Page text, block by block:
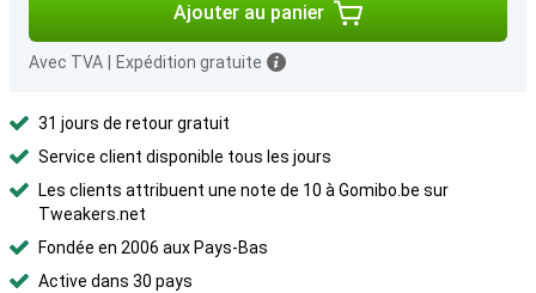
Ajouter au panier
Avec TVA Expédition gratuite
31 jours de retour gratuit
Service client disponible tous les jours
Les clients attribuent une note de 10 à Gomibo.be sur
Tweakers.net
Fondée en 2006 aux Pays-Bas
Active dans 30 pays